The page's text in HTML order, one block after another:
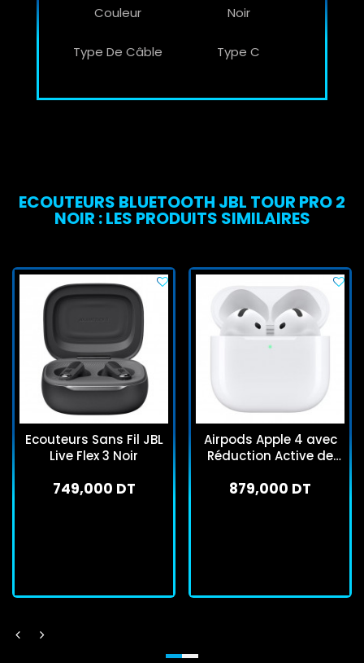
Couleur Noir
Type De Câble Type C
ECOUTEURS BLUETOOTH JBL TOUR PRO 2
NOIR : LES PRODUITS SIMILAIRES
Ecouteurs Sans Fil JBL
Live Flex 3 Noir
749,000 DT
Airpods Apple 4 avec
Réduction Active de
879,000 DT